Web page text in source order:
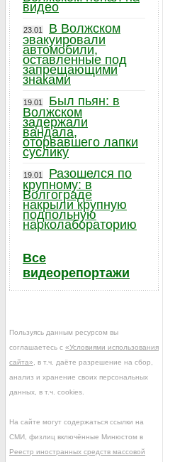
видео
23.01
В Волжском
эвакуировали
автомобили,
оставленные под
запрещающими
знаками
19.01
Был пьян: в
Волжском
задержали
вандала,
оторвавшего лапки
суслику
19.01
Разошелся по
крупному: в
Волгограде
накрыли крупную
подпольную
нарколабораторию
Все
видеорепортажи
Пользуясь данным ресурсом вы
соглашаетесь с «Условиями использования
сайта» , в т.ч. даёте разрешение на сбор,
анализ и хранение своих персональных
данных, в т.ч. cookies.
На сайте могут содержаться ссылки на
СМИ, физлиц включённые Минюстом в
Реестр иностранных средств массовой